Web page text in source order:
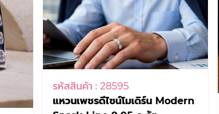
รหัสสินค้า : 28595
แหวนเพชรดีไซน์โมเดิร์น Modern